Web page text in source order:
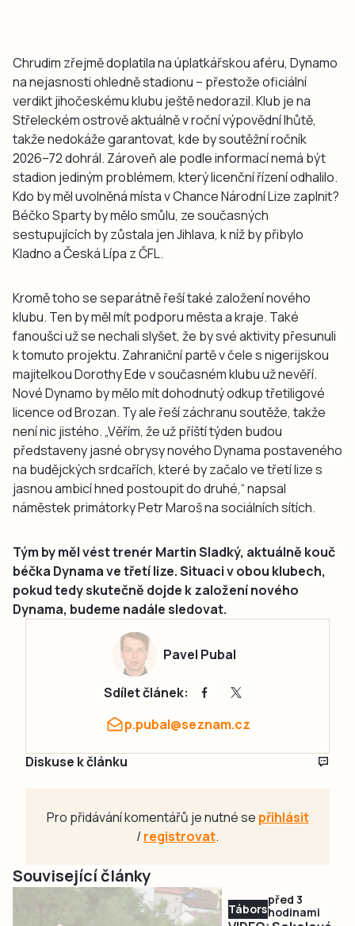
Chrudim zřejmě doplatila na úplatkářskou aféru, Dynamo
na nejasnosti ohledně stadionu – přestože oficiální
verdikt jihočeskému klubu ještě nedorazil. Klub je na
Střeleckém ostrově aktuálně v roční výpovědní lhůtě,
takže nedokáže garantovat, kde by soutěžní ročník
2026–72 dohrál. Zároveň ale podle informací nemá být
stadion jediným problémem, který licenční řízení odhalilo.
Kdo by měl uvolněná místa v Chance Národní Lize zaplnit?
Béčko Sparty by mělo smůlu, ze současných
sestupujících by zůstala jen Jihlava, k níž by přibylo
Kladno a Česká Lípa z ČFL.
Kromě toho se separátně řeší také založení nového
klubu. Ten by měl mít podporu města a kraje. Také
fanoušci už se nechali slyšet, že by své aktivity přesunuli
k tomuto projektu. Zahraniční partě v čele s nigerijskou
majitelkou Dorothy Ede v současném klubu už nevěří.
Nové Dynamo by mělo mít dohodnutý odkup třetiligové
licence od Brozan. Ty ale řeší záchranu soutěže, takže
není nic jistého. „Věřím, že už příští týden budou
představeny jasné obrysy nového Dynama postaveného
na budějckých srdcařích, které by začalo ve třetí lize s
jasnou ambicí hned postoupit do druhé,“ napsal
náměstek primátorky Petr Maroš na sociálních sítích.
Tým by měl vést trenér Martin Sladký, aktuálně kouč
béčka Dynama ve třetí lize. Situaci v obou klubech,
pokud tedy skutečně dojde k založení nového
Dynama, budeme nadále sledovat.
Pavel Pubal
Sdílet článek:
p.pubal@seznam.cz
Diskuse k článku
Pro přidávání komentářů je nutné se přihlásit
/registrovat.
Související články
Táborsko
před 3
hodinami